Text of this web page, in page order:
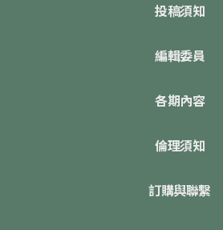
投稿須知
編輯委員
各期內容
倫理須知
訂購與聯繫